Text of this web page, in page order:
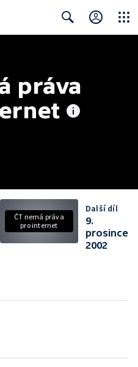
práva
ČT nemá práva
pro internet
Další díl
9.
prosince
2002